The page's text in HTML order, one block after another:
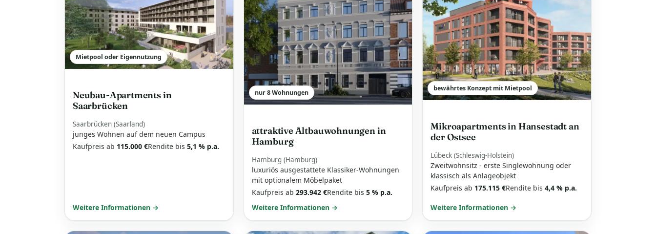
Mietpool oder Eigennutzung
Neubau-Apartments in
Saarbrücken
Saarbrücken (Saarland)
junges Wohnen auf dem neuen Campus
Kaufpreis ab 115.000 €Rendite bis 5,1 % p.a.
Weitere Informationen →
nur 8 Wohnungen
attraktive Altbauwohnungen in
Hamburg
Hamburg (Hamburg)
luxuriös ausgestattete Klassiker-Wohnungen
mit optionalem Möbelpaket
Kaufpreis ab 293.942 €Rendite bis 5 % p.a.
Weitere Informationen →
bewährtes Konzept mit Mietpool
Mikroapartments in Hansestadt an
der Ostsee
Lübeck (Schleswig-Holstein)
Zweitwohnsitz - erste Singlewohnung oder
klassisch als Anlageobjekt
Kaufpreis ab 175.115 €Rendite bis4,4 % p.a.
Weitere Informationen →